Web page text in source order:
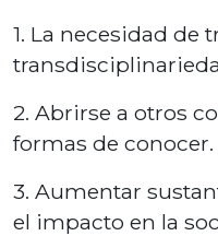
1. La necesidad de
2. Abrirse a otros
formas de conocer.
3. Aumentar
el impacto en la